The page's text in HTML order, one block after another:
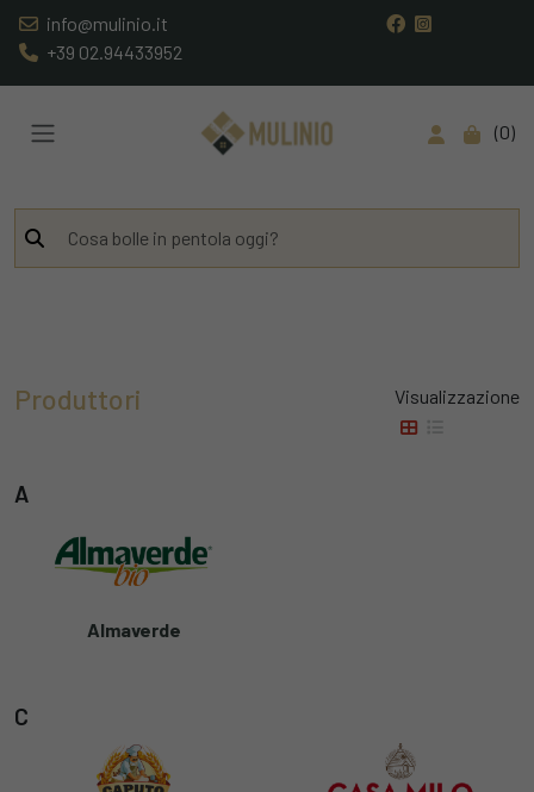
info@mulinio.it
+39 02.94433952
0
Produttori Visualizzazione
A
Almaverde
C